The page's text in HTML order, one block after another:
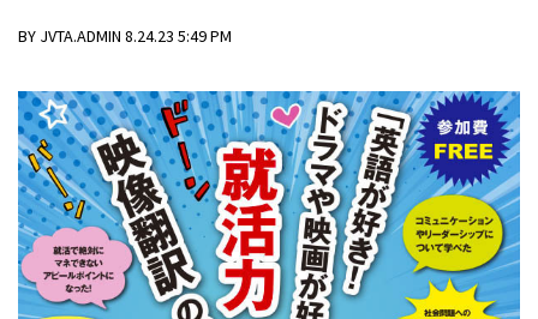
BY JVTA.ADMIN 8.24.23 5:49 PM